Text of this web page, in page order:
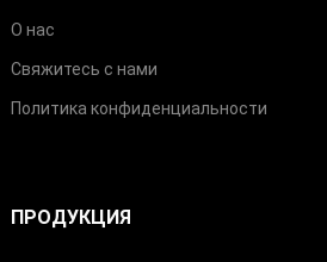
О нас
Свяжитесь с нами
Политика конфиденциальности
ПРОДУКЦИЯ